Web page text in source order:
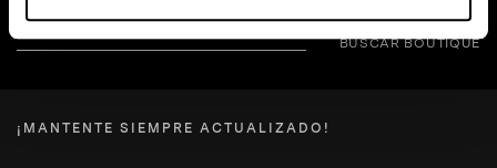
BUSCAR BOUTIQUE
¡MANTENTE SIEMPRE ACTUALIZADO!